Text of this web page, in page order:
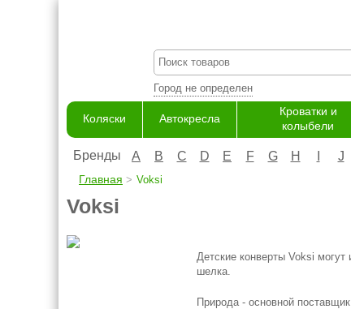
Город не определен
Коляски Автокресла
Кроватки и
колыбели
Бренды A B C D E F G H J
Главная Voksi
Voksi
Детские конверты Voksi
шелка.
Природа - основной